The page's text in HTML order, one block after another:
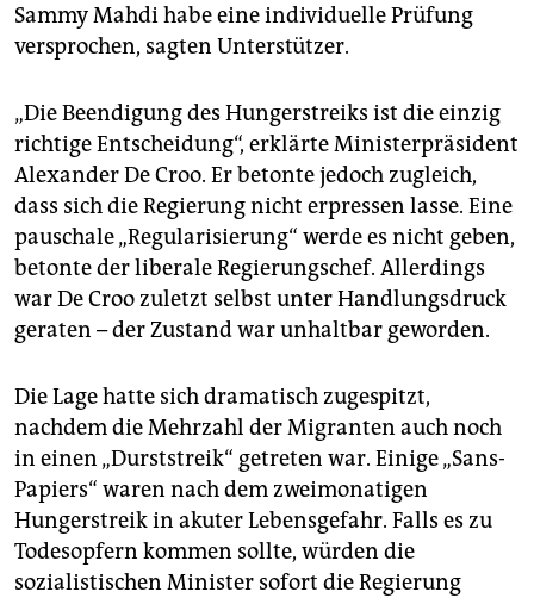
Sammy Mahdi habe eine individuelle Prüfung
versprochen, sagten Unterstützer.
„Die Beendigung des Hungerstreiks ist die einzig
richtige Entscheidung“, erklärte Ministerpräsident
Alexander De Croo. Er betonte jedoch zugleich,
dass sich die Regierung nicht erpressen lasse. Eine
pauschale „Regularisierung“ werde es nicht geben,
betonte der liberale Regierungschef. Allerdings
war De Croo zuletzt selbst unter Handlungsdruck
geraten – der Zustand war unhaltbar geworden.
Die Lage hatte sich dramatisch zugespitzt,
nachdem die Mehrzahl der Migranten auch noch
in einen „Durststreik“ getreten war. Einige „Sans-
Papiers“ waren nach dem zweimonatigen
Hungerstreik in akuter Lebensgefahr. Falls es zu
Todesopfern kommen sollte, würden die
sozialistischen Minister sofort die Regierung